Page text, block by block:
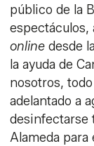
público de la
online desde
la ayuda de
nosotros,
adelantado a
desinfectarse
Alameda para